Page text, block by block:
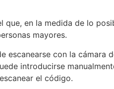
que, en la medida de lo
mayores.
escanearse con la
introducirse
el código.